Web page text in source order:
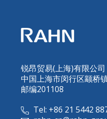
锐昂贸易(上海)有限公司
中国上海市闵行区颛桥
邮编201108
Tel: +86 21 5442